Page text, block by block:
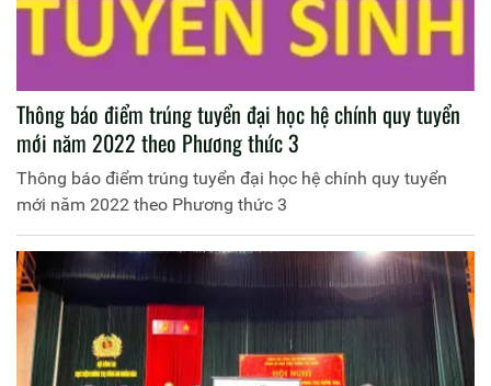
Thông báo điểm trúng tuyển đại học hệ chính quy tuyển
mới năm 2022 theo Phương thức 3
Thông báo điểm trúng tuyển đại học hệ chính quy tuyển
mới năm 2022 theo Phương thức 3